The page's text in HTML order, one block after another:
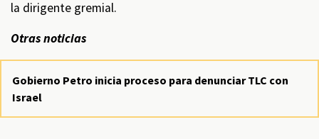
la dirigente gremial.
Otras noticias
Gobierno Petro inicia proceso para denunciar TLC con
Israel